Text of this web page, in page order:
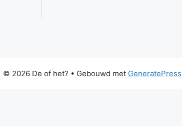
© 2026 De of het? • Gebouwd met GeneratePress